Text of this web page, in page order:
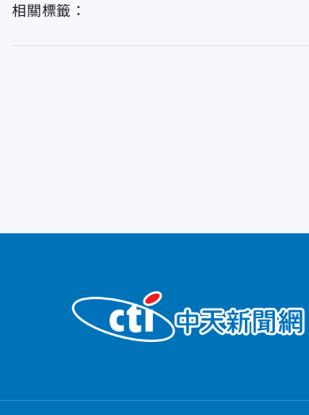
相關標籤：